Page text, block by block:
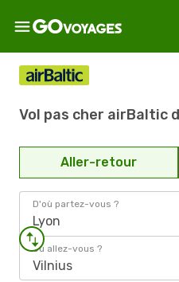
Vol pas cher airBaltic
Aller-retour
D'où partez-vous ?
Lyon
Où allez-vous ?
Vilnius